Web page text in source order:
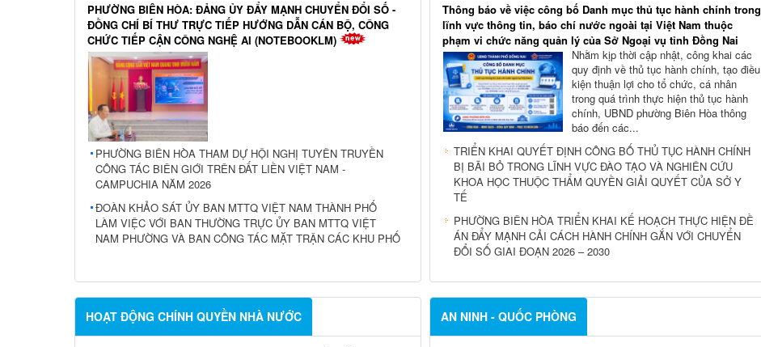
PHƯỜNG BIÊN HÒA: ĐẢNG ỦY ĐẨY MẠNH CHUYỂN ĐỔI SỐ -
ĐỒNG CHÍ BÍ THƯ TRỰC TIẾP HƯỚNG DẪN CÁN BỘ, CÔNG
CHỨC TIẾP CẬN CÔNG NGHỆ AI (NOTEBOOKLM)
PHƯỜNG BIÊN HÒA THAM DỰ HỘI NGHỊ TUYÊN TRUYỀN
CÔNG TÁC BIÊN GIỚI TRÊN ĐẤT LIỀN VIỆT NAM -
CAMPUCHIA NĂM 2026
ĐOÀN KHẢO SÁT ỦY BAN MTTQ VIỆT NAM THÀNH PHỐ
LÀM VIỆC VỚI BAN THƯỜNG TRỰC ỦY BAN MTTQ VIỆT
NAM PHƯỜNG VÀ BAN CÔNG TÁC MẶT TRẬN CÁC KHU PHỐ
Thông báo về việc công bố Danh mục thủ tục hành chính trong
lĩnh vực thông tin, báo chí nước ngoài tại Việt Nam thuộc
phạm vi chức năng quản lý của Sở Ngoại vụ tỉnh Đồng Nai
Nhằm kịp thời cập nhật, công khai các
quy định về thủ tục hành chính, tạo điều
kiện thuận lợi cho tổ chức, cá nhân
trong quá trình thực hiện thủ tục hành
chính, UBND phường Biên Hòa thông
báo đến các...
TRIỂN KHAI QUYẾT ĐỊNH CÔNG BỐ THỦ TỤC HÀNH CHÍNH
BỊ BÃI BỎ TRONG LĨNH VỰC ĐÀO TẠO VÀ NGHIÊN CỨU
KHOA HỌC THUỘC THẨM QUYỀN GIẢI QUYẾT CỦA SỞ Y
TẾ
PHƯỜNG BIÊN HÒA TRIỂN KHAI KẾ HOẠCH THỰC HIỆN ĐỀ
ÁN ĐẨY MẠNH CẢI CÁCH HÀNH CHÍNH GẮN VỚI CHUYỂN
ĐỔI SỐ GIAI ĐOẠN 2026 – 2030
HOẠT ĐỘNG CHÍNH QUYỀN NHÀ NƯỚC AN NINH - QUỐC PHÒNG